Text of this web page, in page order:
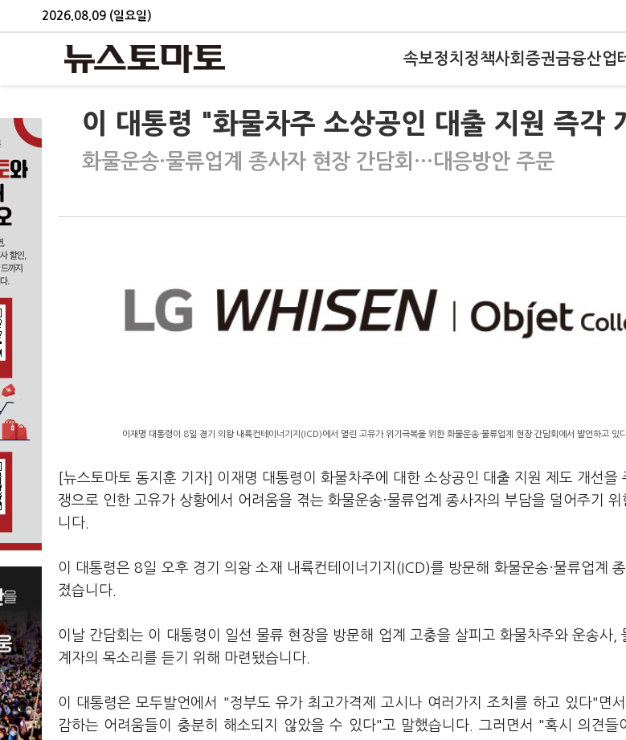
2026.08.09 (일요일)
속보정치 정책사회 증권금융산업
이 대통령 "화물차주 소상공인 대출 지원 즉각
화물운송·물류업계 종사자 현장 간담회…대응방안 주문
이재명 대통령이 8일 경기 의왕 내륙컨테이너기지(ICD)에서 열린 고유가 위기극복을 위한 화물운송·물류업계 현장 간담회에서 발언하고 있
[뉴스토마토 동지훈 기자] 이재명 대통령이 화물차주에 대한 소상공인 대출 지원 제도 개선을
쟁으로 인한 고유가 상황에서 어려움을 겪는 화물운송·물류업계 종사자의 부담을 덜어주기
니다.
이 대통령은 8일 오후 경기 의왕 소재 내륙컨테이너기지(ICD)를 방문해 화물운송·물류업계
졌습니다.
이날 간담회는 이 대통령이 일선 물류 현장을 방문해 업계 고충을 살피고 화물차주와 운송사,
계자의 목소리를 듣기 위해 마련됐습니다.
이 대통령은 모두발언에서 "정부도 유가 최고가격제 고시나 여러가지 조치를 하고 있다"면
감하는 어려움들이 충분히 해소되지 않았을 수 있다"고 말했습니다. 그러면서 "혹시 의견들